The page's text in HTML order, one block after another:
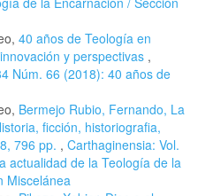
40 años de Teología en
y perspectivas ,
Núm. 66 (2018): 40 años de
Bermejo Rubio, Fernando, La
ficción, historiografia,
796 pp. , Carthaginensia: Vol.
actualidad de la Teología de la
Miscelánea